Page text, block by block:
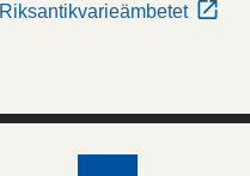
Riksantikvarieämbetet